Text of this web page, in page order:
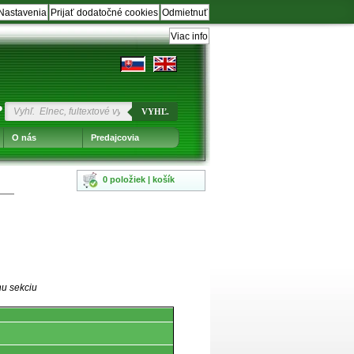
Odmietnuť
Prijať dodatočné cookies
Nastavenia
Viac info
VYHĽ.
O nás Predajcovia
0 položiek | košík
sekciu